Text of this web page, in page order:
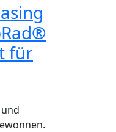
für